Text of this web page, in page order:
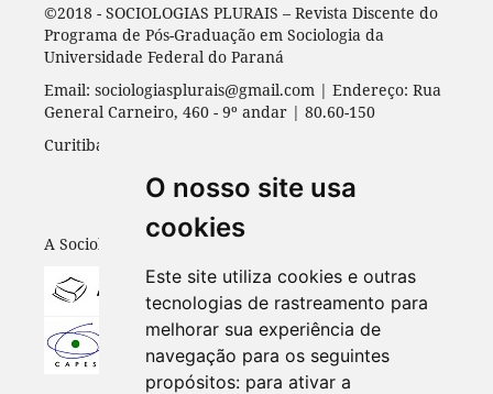
O nosso site usa
cookies
Este site utiliza cookies e outras
tecnologias de rastreamento para
melhorar sua experiência de
navegação para os seguintes
propósitos: para ativar a
©2018 - SOCIOLOGIAS PLURAIS – Revista Discente do
Programa de Pós-Graduação em Sociologia da
Universidade Federal do Paraná
Email: sociologiasplurais@gmail.com | Endereço: Rua
General Carneiro, 460 - 9º andar | 80.60-150
Curitiba - PR | Universidade Federal do Paraná
A Sociologias Plurais está indexada em: